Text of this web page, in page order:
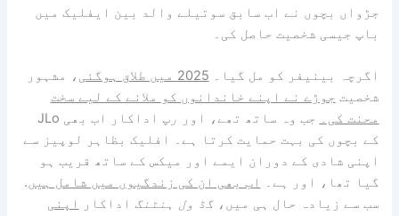
جڑواں بچوں نے اب سابق سوتیلے والد بین ایفلیک میں
باپ جیسی شخصیت حاصل کی۔
اگرچہ بینیفر کو مل گیا۔ 2025 میں طلاق ہوگئی
، مشہور
شخصیت جوڑے نے اپنے خاندانوں کو ملانے کے لیے سخت
محنت کی۔ جب وہ ساتھ تھے، اور رپ
اداکار اب بھی JLo
کے بچوں کی بہت حمایت کرتا ہے۔ افلیک بظاہر لوپیز سے
اپنی شادی کے دوران ایمے اور میکس کے ساتھ قریب ہو
گیا تھا، اور ہے۔
اب بھی ان کی زندگیوں میں شامل ہیں.
سب سے زیادہ حال ہی میں،گڈ ول ہنٹنگ اداکار
اپنی